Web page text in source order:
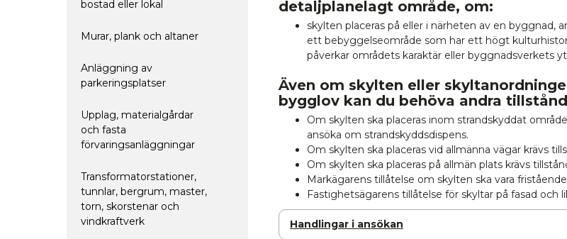
bostad eller lokal
Murar, plank och altaner
Anläggning av
parkeringsplatser
Upplag, materialgårdar
och fasta
förvaringsanläggningar
Transformatorstationer,
tunnlar, bergrum, master,
torn, skorstenar och
vindkraftverk
detaljplanelagt område, om:
skylten placeras på eller i närheten av en byggnad,
ett bebyggelseområde som har ett högt
påverkar områdets karaktär eller byggnadsverkets
Även om skylten eller
bygglov kan du behöva andra
Om skylten ska placeras inom strandskyddat
ansöka om strandskyddsdispens.
Om skylten ska placeras vid allmänna vägar krävs
Om skylten ska placeras på allmän plats krävs
Markägarens tillåtelse om skylten ska vara fristående
Fastighetsägarens tillåtelse för skyltar på fasad och
Handlingar i ansökan